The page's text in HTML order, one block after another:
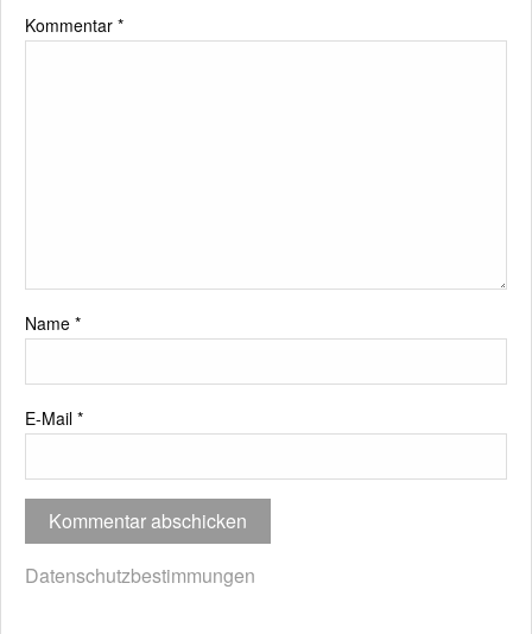
Kommentar *
Name *
E-Mail *
Datenschutzbestimmungen